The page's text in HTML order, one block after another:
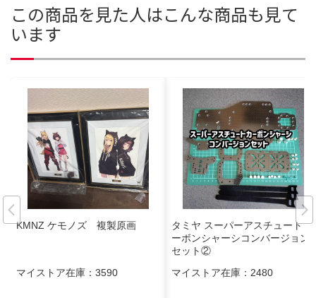
この商品を見た人はこんな商品も見て
います
KMNZ ケモノズ 複製原画
マイストア在庫： 3590
タミヤ スーパーアスチュート カ
ーボンシャーシコンバージョン
セット②
マイストア在庫： 2480